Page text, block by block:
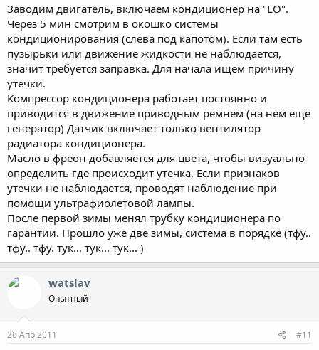
Заводим двигатель, включаем кондиционер на "LO".
Через 5 мин смотрим в окошко системы
кондиционирования (слева под капотом). Если там есть
пузырьки или движение жидкости не наблюдается,
значит требуется заправка. Для начала ищем причину
утечки.
Компрессор кондиционера работает постоянно и
приводится в движение приводным ремнем (на нем еще
генератор) Датчик включает только вентилятор
радиатора кондиционера.
Масло в фреон добавляется для цвета, чтобы визуально
определить где происходит утечка. Если признаков
утечки не наблюдается, проводят наблюдение при
помощи ультрафиолетовой лампы.
После первой зимы менял трубку кондиционера по
гарантии. Прошло уже две зимы, система в порядке (тфу..
тфу.. тфу. тук... тук... тук... )
watslav
Опытный
26 Апр 2011 #11